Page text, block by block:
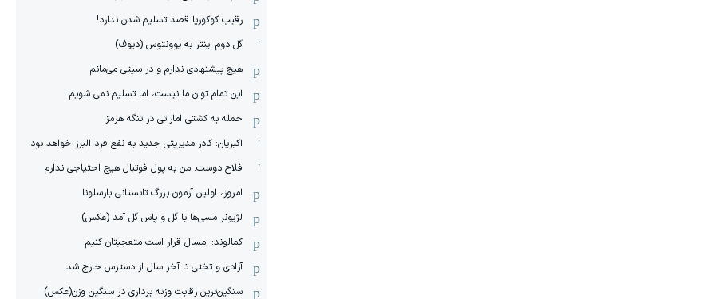
رقیب کوکوریا قصد تسلیم شدن ندارد!
گل دوم اینتر به یوونتوس (دیوف)
هیچ پیشنهادی ندارم و در سیتی می‌مانم
این تمام توان ما نیست، اما تسلیم نمی شویم
حمله به کشتی اماراتی در تنگه هرمز
اکبریان: کادر مدیریتی جدید به نفع فرد البرز خواهد بود
فلاح دوست: من به پول فوتبال هیچ احتیاجی ندارم
امروز، اولین آزمون بزرگ تابستانی بارسلونا
لژیونر مسی‌ها با گل و پاس گل آمد (عکس)
کمالوند: امسال قرار است متعجبتان کنیم
آزادی و تختی تا آخر سال از دسترس خارج شد
سنگین‌ترین رقابت وزنه برداری در سنگین وزن(عکس)